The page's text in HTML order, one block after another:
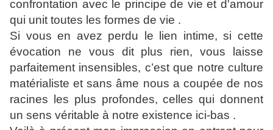
confrontation avec le principe de vie et d'amour
qui unit toutes les formes de vie .
Si vous en avez perdu le lien intime, si cette
évocation ne vous dit plus rien, vous laisse
parfaitement insensibles, c’est que notre culture
matérialiste et sans âme nous a coupée de nos
racines les plus profondes, celles qui donnent
un sens véritable à notre existence ici-bas .